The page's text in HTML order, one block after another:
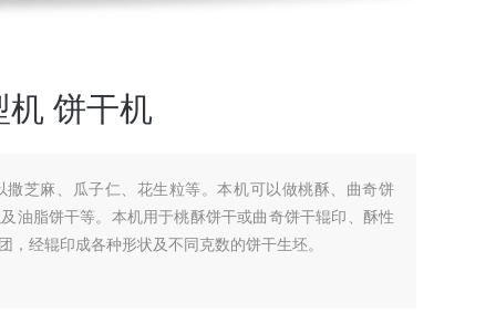
机 饼干机
撒芝麻、瓜子仁、花生粒等。本机可以做桃酥、曲奇饼
油脂饼干等。本机用于桃酥饼干或曲奇饼干辊印、酥性
经辊印成各种形状及不同克数的饼干生坯。